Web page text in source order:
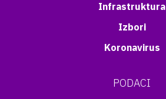
Infrastruktura
Izbori
Koronavirus
PODACI